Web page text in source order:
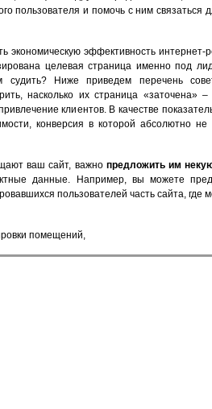
пользователя и помочь с ним связаться
экономическую эффективность интернет-
целевая страница именно под
Ниже приведем перечень
насколько их страница «заточена»
клиентов. В качестве
конверсия в которой абсолютно не
ваш сайт, важно предложить им
данные. Например, вы можете
пользователей часть сайта, где
помещений,